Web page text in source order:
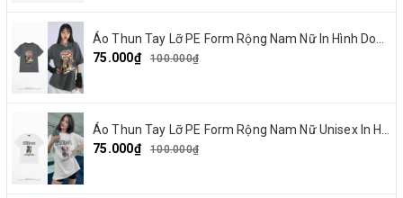
75.000₫
100.000₫
75.000₫
100.000₫